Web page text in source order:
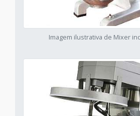
Imagem ilustrativa de Mixer